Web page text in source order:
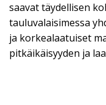
saavat täydellisen
tauluvalaisimessa
ja korkealaatuiset
pitkäikäisyyden ja